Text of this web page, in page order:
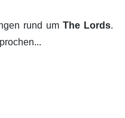
rund um The Lords.